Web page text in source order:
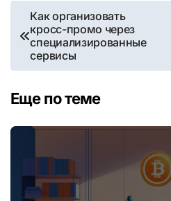
Навигация
по
записям
Как организовать
кросс-промо через
специализированные
сервисы
Еще по теме